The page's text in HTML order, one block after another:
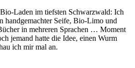
Laden im tiefsten Schwarzwald: Ich
handgemachter Seife, Bio-Limo und
in mehreren Sprachen … Moment
jemand hatte die Idee, einen Wurm
ich mir mal an.